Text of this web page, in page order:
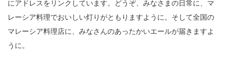
にアドレスをリンクしています。どうぞ、みなさまの日常に、マ
レーシア料理でおいしい灯りがともりますように。そして全国の
マレーシア料理店に、みなさんのあったかいエールが届きますよ
うに。